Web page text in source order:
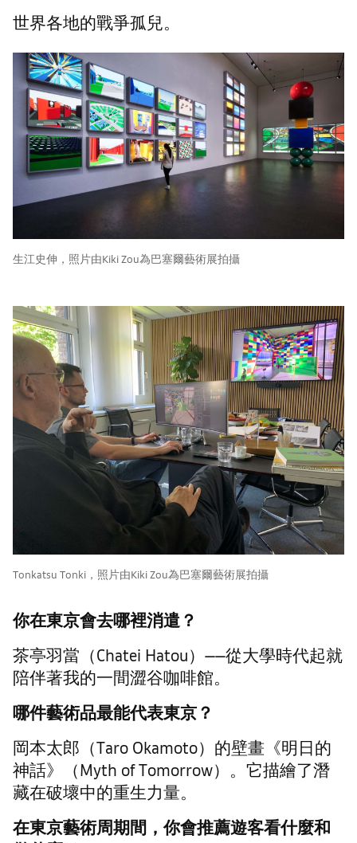
世界各地的戰爭孤兒。
生江史伸，照片由Kiki Zou為巴塞爾藝術展拍攝
Tonkatsu Tonki，照片由Kiki Zou為巴塞爾藝術展拍攝
你在東京會去哪裡消遣？
茶亭羽當（Chatei Hatou）——從大學時代起就
陪伴著我的一間澀谷咖啡館。
哪件藝術品最能代表東京？
岡本太郎（Taro Okamoto）的壁畫《明日的
神話》（Myth of Tomorrow）。它描繪了潛
藏在破壞中的重生力量。
在東京藝術周期間，你會推薦遊客看什麼和